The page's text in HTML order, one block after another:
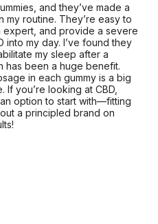
and they’ve made a
my routine. They’re easy to
expert, and provide a severe
into my day. I’ve found they
my sleep after a
has been a huge benefit.
in each gummy is a big
If you’re looking at CBD,
option to start with—fitting
a principled brand on